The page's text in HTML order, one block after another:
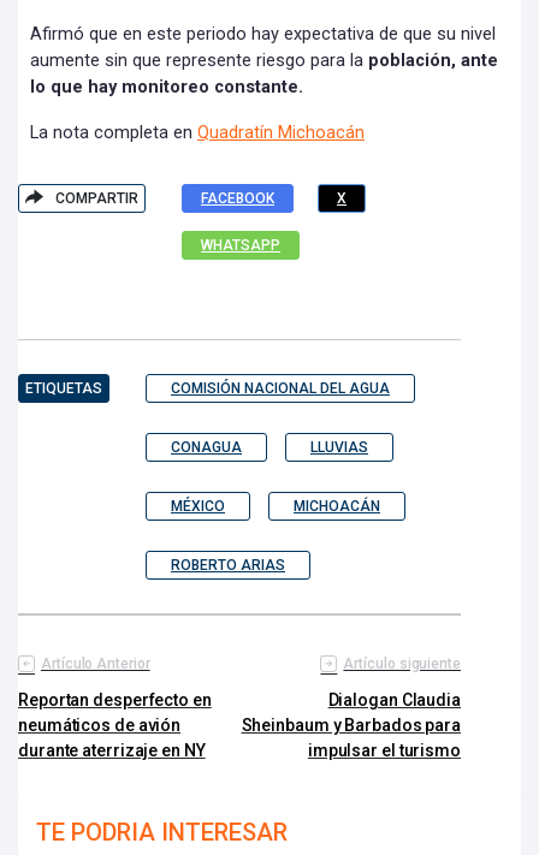
Afirmó que en este periodo hay expectativa de que su nivel
aumente sin que represente riesgo para la población, ante
lo que hay monitoreo constante.
La nota completa en Quadratín Michoacán
COMPARTIR FACEBOOK X
WHATSAPP
ETIQUETAS COMISIÓN NACIONAL DEL AGUA
CONAGUA LLUVIAS
MÉXICO MICHOACÁN
ROBERTO ARIAS
Artículo Anterior
Reportan desperfecto en
neumáticos de avión
durante aterrizaje en NY
Artículo siguiente
Dialogan Claudia
Sheinbaum y Barbados para
impulsar el turismo
TE PODRIA INTERESAR